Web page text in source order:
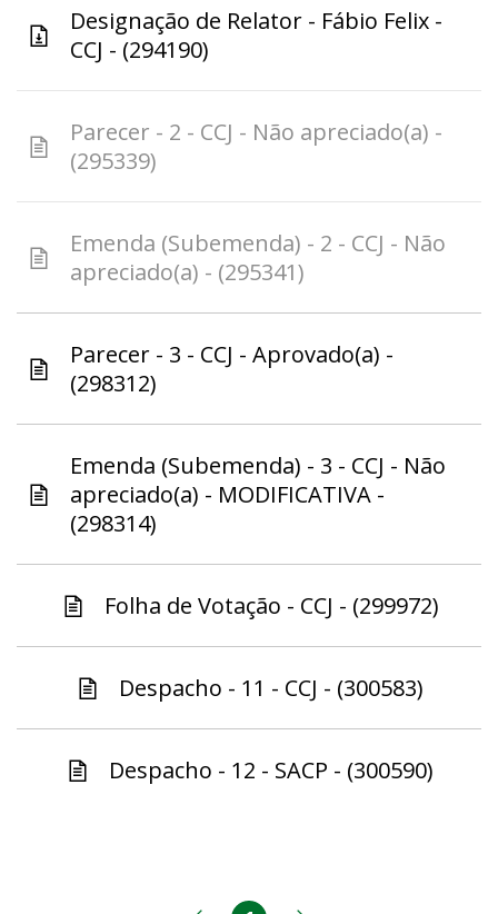
Designação de Relator - Fábio Felix -
CCJ - (294190)
Parecer - 2 - CCJ - Não apreciado(a) -
(295339)
Emenda (Subemenda) - 2 - CCJ - Não
apreciado(a) - (295341)
Parecer - 3 - CCJ - Aprovado(a) -
(298312)
Emenda (Subemenda) - 3 - CCJ - Não
apreciado(a) - MODIFICATIVA -
(298314)
Folha de Votação - CCJ - (299972)
Despacho - 11 - CCJ - (300583)
Despacho - 12 - SACP - (300590)